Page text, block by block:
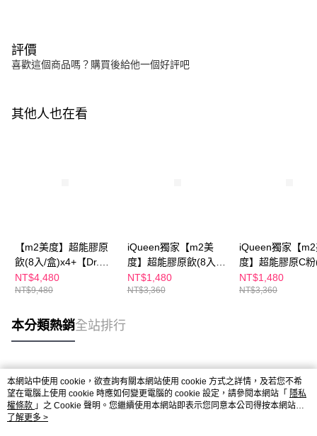
評價
喜歡這個商品嗎？購買後給他一個好評吧
其他人也在看
【m2美度】超能膠原
飲(8入/盒)x4+【Dr.
May】紅外泌眼霜
20mlx2
NT$4,480
NT$9,480
iQueen獨家【m2美
度】超能膠原飲(8入/
盒)x1+【Dr. May】美
博士紅膠原色修煥膚精
NT$1,480
NT$3,360
iQueen獨家【
度】超能膠原C
入/盒)x1+【Dr.
美博士外泌C微
NT$1,480
NT$3,360
本分類熱銷全站排行
熱門標籤
本網站中使用 cookie，欲查詢有關本網站使用 cookie 方式之詳情，及若您不希
望在電腦上使用 cookie 時應如何變更電腦的 cookie 設定，請參閱本網站「 隱私
權條款 」之 Cookie 聲明。您繼續使用本網站即表示您同意本公司得按本網站使
用條款之 Cookie 聲明使用 cookie。
了解更多 >